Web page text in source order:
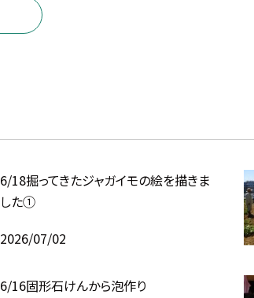
6/18掘ってきたジャガイモの絵を描きま
した①
2026/07/02
6/16固形石けんから泡作り